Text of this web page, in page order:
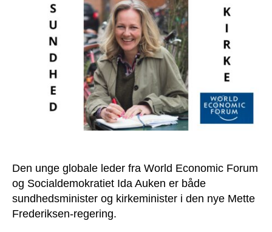
sundhed
og
religion
i
den
nye
regering
Den unge globale leder fra World Economic Forum
og Socialdemokratiet Ida Auken er både
sundhedsminister og kirkeminister i den nye Mette
Frederiksen-regering.